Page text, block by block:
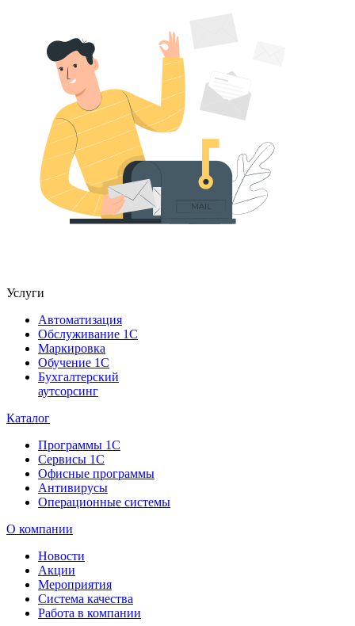
Услуги
Автоматизация
Обслуживание 1С
Маркировка
Обучение 1С
Бухгалтерский
аутсорсинг
Каталог
Программы 1С
Сервисы 1С
Офисные программы
Антивирусы
Операционные системы
О компании
Новости
Акции
Мероприятия
Система качества
Работа в компании